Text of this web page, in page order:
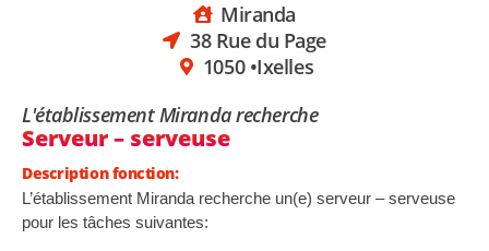
Miranda
38 Rue du Page
1050 •Ixelles
L'établissement Miranda recherche
Serveur – serveuse
Description fonction:
L’établissement Miranda recherche un(e) serveur – serveuse
pour les tâches suivantes: